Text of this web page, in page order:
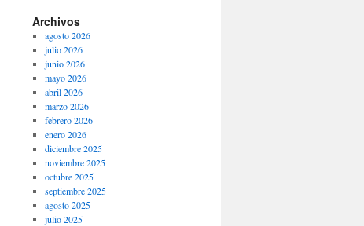
Archivos
agosto 2026
julio 2026
junio 2026
mayo 2026
abril 2026
marzo 2026
febrero 2026
enero 2026
diciembre 2025
noviembre 2025
octubre 2025
septiembre 2025
agosto 2025
julio 2025